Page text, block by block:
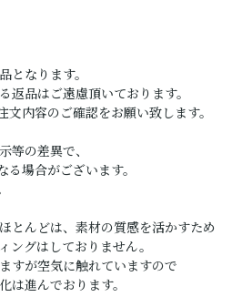
なります。
品はご遠慮頂いております。
内容のご確認をお願い致します。
の差異で、
場合がございます。
とんどは、素材の質感を活かすため
グはしておりません。
すが空気に触れていますので
進んでおります。